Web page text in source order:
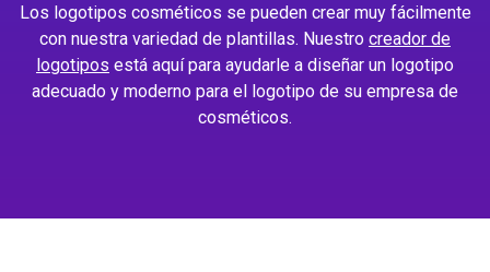
Los logotipos cosméticos se pueden crear muy fácilmente
con nuestra variedad de plantillas. Nuestro creador de
logotipos está aquí para ayudarle a diseñar un logotipo
adecuado y moderno para el logotipo de su empresa de
cosméticos.